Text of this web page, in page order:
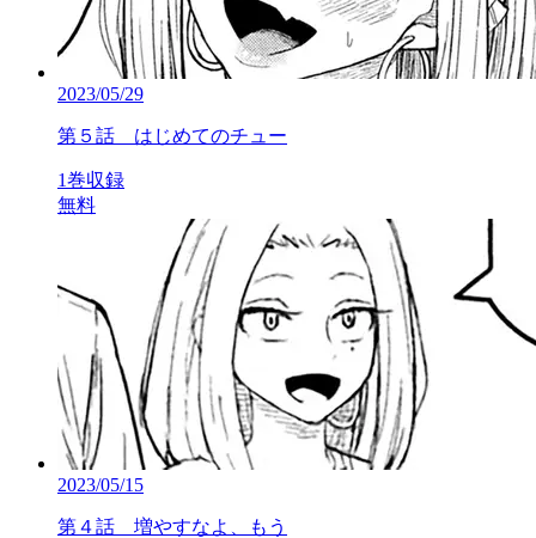
2023/05/29
第５話 はじめてのチュー
1巻収録
無料
2023/05/15
第４話 増やすなよ、もう